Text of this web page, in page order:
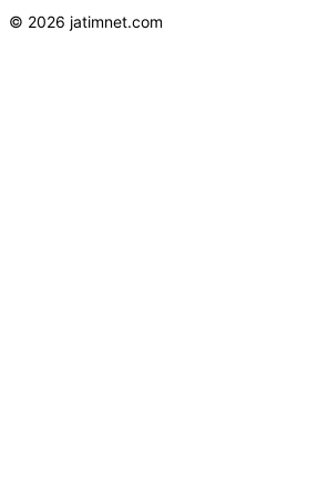
© 2026 jatimnet.com